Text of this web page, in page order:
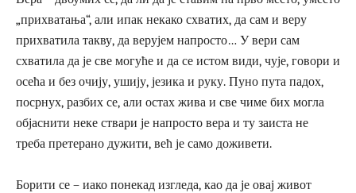
„прихватања“, али ипак некако схватих, да сам и веру
прихватила такву, да верујем напросто… У вери сам
схватила да је све могуће и да се истом види, чује, говори и
осећа и без очију, ушију, језика и руку. Пуно пута падох,
посрнух, разбих се, али остах жива и све чиме бих могла
објаснити неке ствари је напросто вера и ту заиста не
треба претерано дужити, већ је само доживети.
Борити се – иако понекад изгледа, као да је овај живот